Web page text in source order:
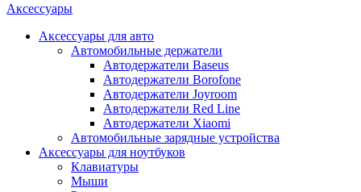
Аксессуары
Аксессуары для авто
Автомобильные держатели
Автодержатели Baseus
Автодержатели Borofone
Автодержатели Joyroom
Автодержатели Red Line
Автодержатели Xiaomi
Автомобильные зарядные устройства
Аксессуары для ноутбуков
Клавиатуры
Мыши